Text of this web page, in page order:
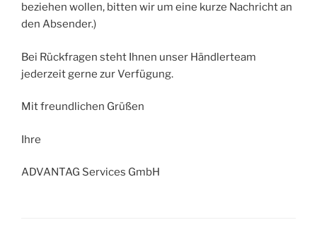
beziehen wollen, bitten wir um eine kurze Nachricht an
den Absender.)
Bei Rückfragen steht Ihnen unser Händlerteam
jederzeit gerne zur Verfügung.
Mit freundlichen Grüßen
Ihre
ADVANTAG Services GmbH